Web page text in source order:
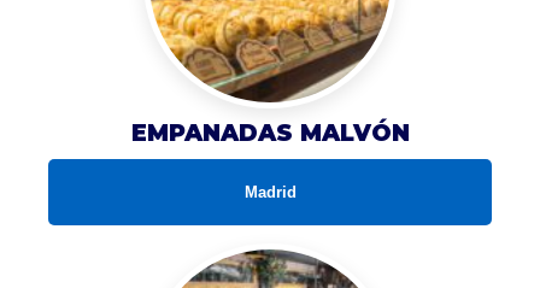
EMPANADAS MALVÓN
Madrid